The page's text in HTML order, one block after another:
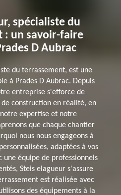
spécialiste du
: un savoir-faire
D Aubrac
du terrassement, est une
à Prades D Aubrac. Depuis
entreprise s'efforce de
construction en réalité, en
expertise et notre
que chaque chantier
nous nous engageons à
adaptées à vos
une équipe de professionnels
Steis elagueur s'assure
est réalisée avec
des équipements à la